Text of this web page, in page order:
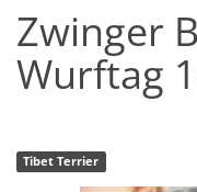
Zwinger
Wurftag
Tibet Terrier